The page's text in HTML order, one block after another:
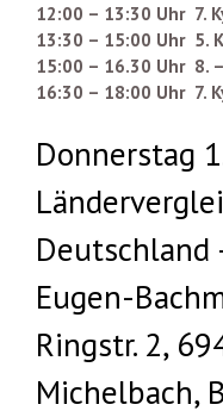
12:00 – 13:30 Uhr 7.
13:30 – 15:00 Uhr 5.
15:00 – 16.30 Uhr 8.
16:30 – 18:00 Uhr 7.
Donnerstag
Deutschland
Eugen-
Ringstr. 2,
Michelbach,